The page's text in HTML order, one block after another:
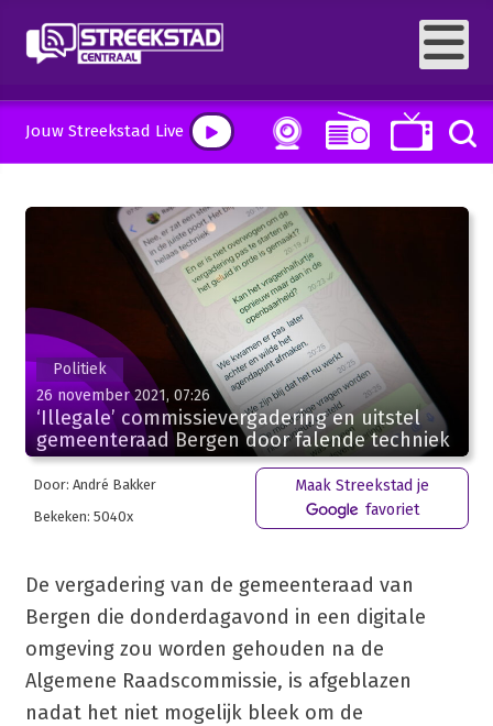
Jouw Streekstad Live
Politiek
26 november 2021, 07:26
‘Illegale’ commissievergadering en uitstel
gemeenteraad Bergen door falende techniek
Door: André Bakker
Bekeken: 5040x
Maak Streekstad je
favoriet
De vergadering van de gemeenteraad van
Bergen die donderdagavond in een digitale
omgeving zou worden gehouden na de
Algemene Raadscommissie, is afgeblazen
nadat het niet mogelijk bleek om de